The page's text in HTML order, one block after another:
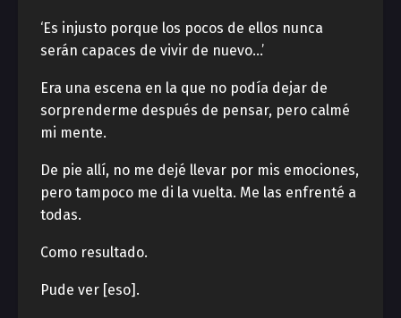
‘Es injusto porque los pocos de ellos nunca
serán capaces de vivir de nuevo…’
Era una escena en la que no podía dejar de
sorprenderme después de pensar, pero calmé
mi mente.
De pie allí, no me dejé llevar por mis emociones,
pero tampoco me di la vuelta. Me las enfrenté a
todas.
Como resultado.
Pude ver [eso].